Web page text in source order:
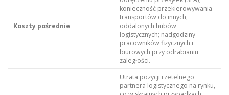
Koszty pośrednie
konieczność przekierowywania
transportów do innych,
oddalonych hubów
logistycznych; nadgodziny
pracowników fizycznych i
biurowych przy odrabianiu
zaległości.
Utrata pozycji rzetelnego
partnera logistycznego na rynku,